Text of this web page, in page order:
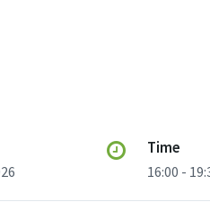
Time
16:00 -